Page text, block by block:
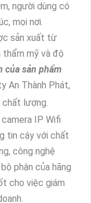
người dùng có
mọi nơi.
sản xuất từ
mỹ và độ
của sản phẩm
An Thành Phát,
chất lượng.
camera IP Wifi
tin cậy với chất
công nghệ
phận của hãng
cho việc giám